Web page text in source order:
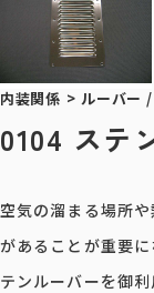
内装関係 > ルーバー
0104 ステ
空気の溜まる場所
があることが重要
テンルーバーを御